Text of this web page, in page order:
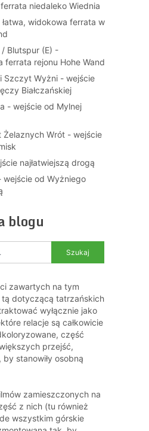
niedaleko Wiednia
widokowa ferrata w
Blutspur (E) -
ferrata rejonu Hohe Wand
Szczyt Wyżni - wejście
Białczańskiej
- wejście od Mylnej
Wrót - wejście
najłatwiejszą drogą
wejście od Wyżniego
blogu
zawartych na tym
dotyczącą tatrzańskich
wyłącznie jako
relacje są całkowicie
część
przejść,
stanowiły osobną
zamieszczonych na
z nich (tu również
wszystkim górskie